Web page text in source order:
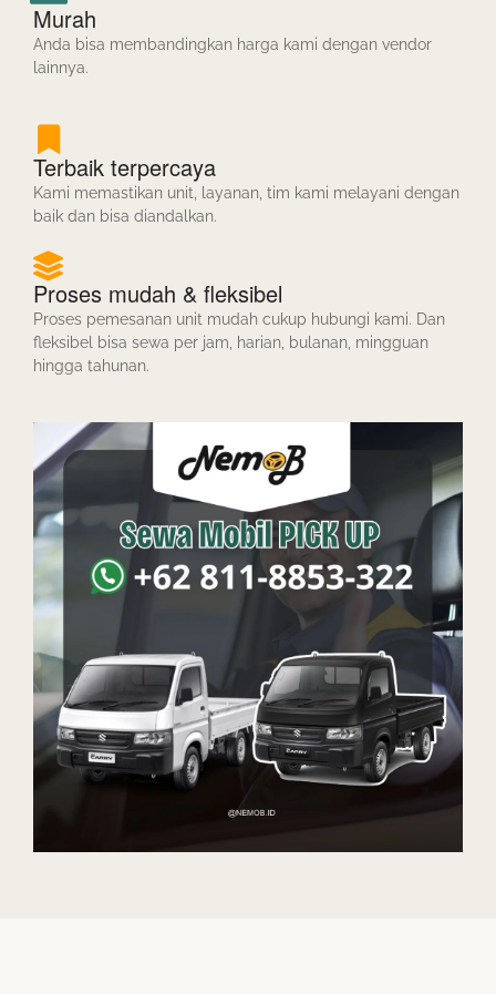
Murah
Anda bisa membandingkan harga kami dengan vendor
lainnya.
Terbaik terpercaya
Kami memastikan unit, layanan, tim kami melayani dengan
baik dan bisa diandalkan.
Proses mudah & fleksibel
Proses pemesanan unit mudah cukup hubungi kami. Dan
fleksibel bisa sewa per jam, harian, bulanan, mingguan
hingga tahunan.